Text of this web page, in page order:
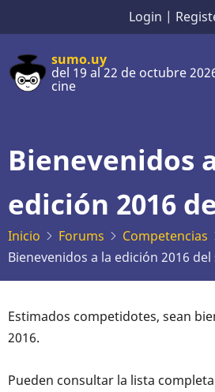
al
contenido
principal
Login |
sumo.uy
del 19 al 22 de octubre
cine
Bienevenidos
edición 2016
Inicio Forums Competencias
Bienevenidos a la edición 2016
Estimados competidotes, sean
2016.
Pueden consultar la lista